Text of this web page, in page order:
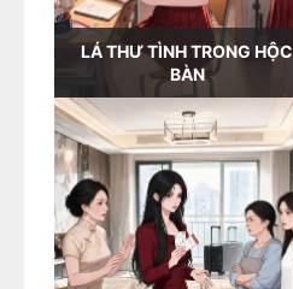
LÁ THƯ TÌNH TRONG HỘC
BÀN